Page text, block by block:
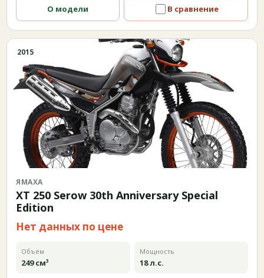
О модели В сравнение
2015
ЯМАХА
XT 250 Serow 30th Anniversary Special
Edition
Нет данных по цене
Объём
249 см³
Мощность
18 л.с.